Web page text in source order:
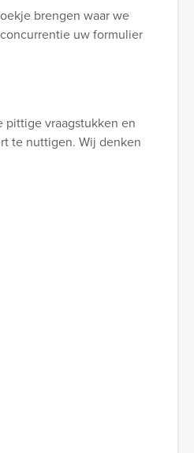
brengen waar we
uw formulier
pittige vraagstukken en
te nuttigen. Wij denken